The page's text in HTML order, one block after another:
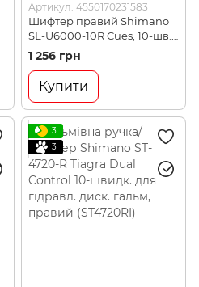
Артикул: 4550170231583
Шифтер правий Shimano
SL-U6000-10R Cues, 10-шв.
(SHMO ESLU600010RA1P)
1 256 грн
Купити
3
3